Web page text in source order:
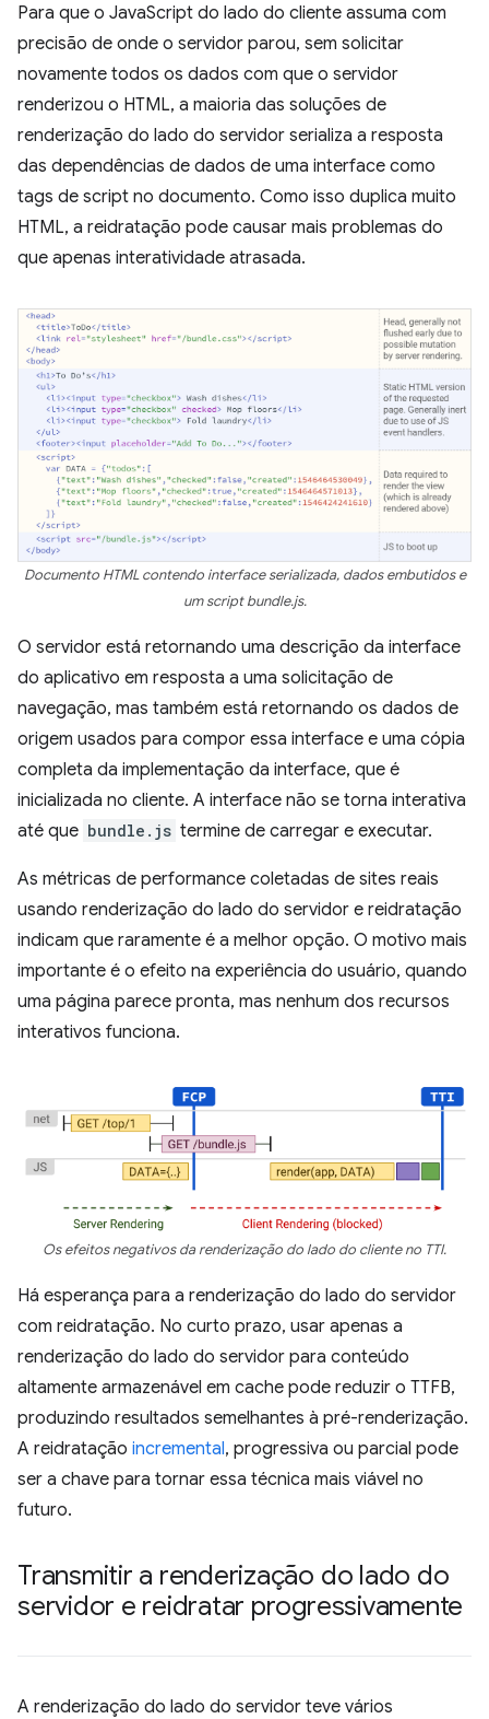
Para que o JavaScript do lado do cliente assuma com
precisão de onde o servidor parou, sem solicitar
novamente todos os dados com que o servidor
renderizou o HTML, a maioria das soluções de
renderização do lado do servidor serializa a resposta
das dependências de dados de uma interface como
tags de script no documento. Como isso duplica muito
HTML, a reidratação pode causar mais problemas do
que apenas interatividade atrasada.
Documento HTML contendo interface serializada, dados embutidos e
um script bundle.js.
O servidor está retornando uma descrição da interface
do aplicativo em resposta a uma solicitação de
navegação, mas também está retornando os dados de
origem usados para compor essa interface e uma cópia
completa da implementação da interface, que é
inicializada no cliente. A interface não se torna interativa
até que bundle.js termine de carregar e executar.
As métricas de performance coletadas de sites reais
usando renderização do lado do servidor e reidratação
indicam que raramente é a melhor opção. O motivo mais
importante é o efeito na experiência do usuário, quando
uma página parece pronta, mas nenhum dos recursos
interativos funciona.
Os efeitos negativos da renderização do lado do cliente no TTI.
Há esperança para a renderização do lado do servidor
com reidratação. No curto prazo, usar apenas a
renderização do lado do servidor para conteúdo
altamente armazenável em cache pode reduzir o TTFB,
produzindo resultados semelhantes à pré-renderização.
A reidratação incremental, progressiva ou parcial pode
ser a chave para tornar essa técnica mais viável no
futuro.
Transmitir a renderização do lado do
servidor e reidratar progressivamente
A renderização do lado do servidor teve vários